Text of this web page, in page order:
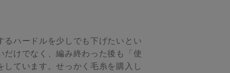
ハードルを少しでも下げたいとい
けでなく、編み終わった後も「使
ています。せっかく毛糸を購入し